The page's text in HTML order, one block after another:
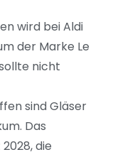
wird bei Aldi
der Marke Le
nicht
sind Gläser
Das
die